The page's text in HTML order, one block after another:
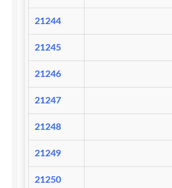
21244
21245
21246
21247
21248
21249
21250